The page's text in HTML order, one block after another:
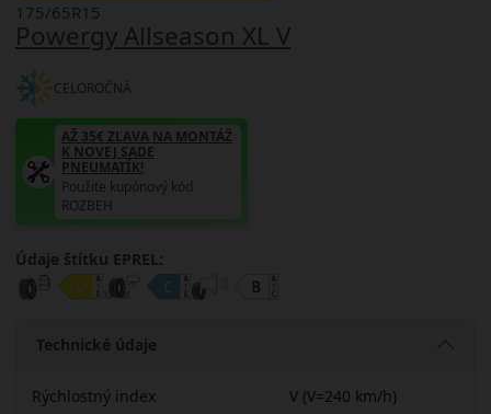
Powergy Allseason XL V
175/65R15
CELOROČNÁ
AŽ 35€ ZĽAVA NA MONTÁŽ
K NOVEJ SADE
PNEUMATÍK!
Použite kupónový kód
ROZBEH
Údaje štítku EPREL:
Technické údaje
Rýchlostný index
V (V=240 km/h)